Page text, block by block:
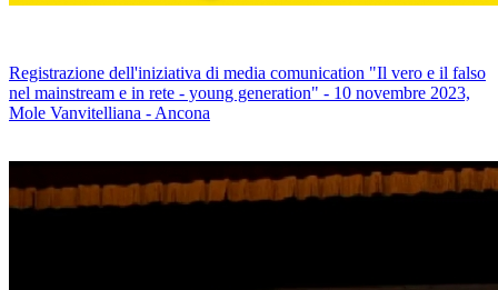
Registrazione dell'iniziativa di media comunication "Il vero e il falso
nel mainstream e in rete - young generation" - 10 novembre 2023,
Mole Vanvitelliana - Ancona